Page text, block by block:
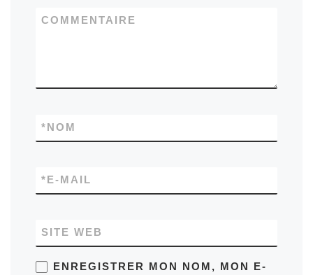
COMMENTAIRE
NOM
*
E-MAIL
*
SITE WEB
ENREGISTRER MON NOM, MON E-